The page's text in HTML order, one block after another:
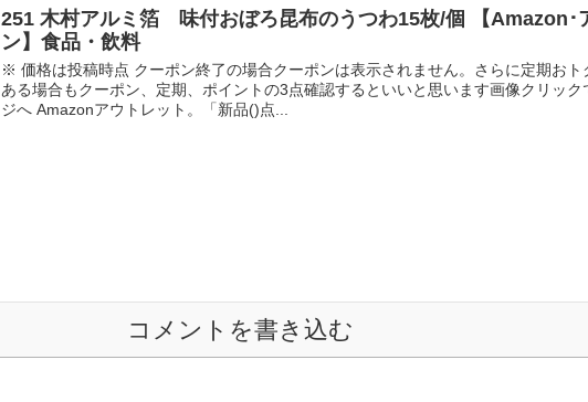
251 木村アルミ箔 味付おぼろ昆布のうつわ15枚/個 【Amazon･
ン】食品・飲料
※ 価格は投稿時点 クーポン終了の場合クーポンは表示されません。さらに定期おト
ある場合もクーポン、定期、ポイントの3点確認するといいと思います画像クリック
ジへ Amazonアウトレット。「新品()点...
コメントを書き込む